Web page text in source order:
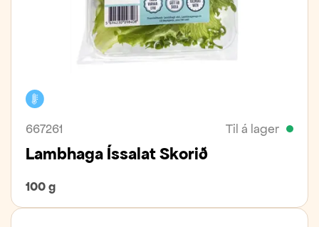
667261 Til á lager
Lambhaga Íssalat Skorið
100 g